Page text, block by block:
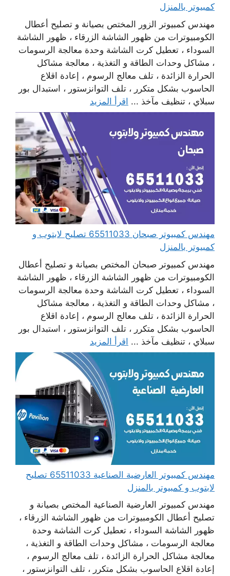
كمبيوتر بالمنزل
مهندس كمبيوتر الزور المختص بصيانة و تصليح أعطال
الكومبيوترات من ظهور الشاشة الزرقاء ، ظهور الشاشة
السوداء ، تعطيل كرت الشاشة وحدة معالجة الرسومات
، مشاكل وحدات الطاقة و التغذية ، معالجة مشاكل
الحرارة الزائدة ، تلف معالج الرسوم ، إعادة اقلاع
الحاسوب بشكل متكرر ، تلف التوانزستور ، استبدال بور
سبلاي ، تنظيف مآخذ ... اقرأ المزيد
مهندس كمبيوتر صبحان 65511033 تصليح لابتوب و
كمبيوتر بالمنزل
مهندس كمبيوتر صبحان المختص بصيانة و تصليح أعطال
الكومبيوترات من ظهور الشاشة الزرقاء ، ظهور الشاشة
السوداء ، تعطيل كرت الشاشة وحدة معالجة الرسومات
، مشاكل وحدات الطاقة و التغذية ، معالجة مشاكل
الحرارة الزائدة ، تلف معالج الرسوم ، إعادة اقلاع
الحاسوب بشكل متكرر ، تلف التوانزستور ، استبدال بور
سبلاي ، تنظيف مآخذ ... اقرأ المزيد
مهندس كمبيوتر العارضية الصناعية 65511033 تصليح
لابتوب و كمبيوتر بالمنزل
مهندس كمبيوتر العارضية الصناعية المختص بصيانة و
تصليح أعطال الكومبيوترات من ظهور الشاشة الزرقاء ،
ظهور الشاشة السوداء ، تعطيل كرت الشاشة وحدة
معالجة الرسومات ، مشاكل وحدات الطاقة و التغذية ،
معالجة مشاكل الحرارة الزائدة ، تلف معالج الرسوم ،
إعادة اقلاع الحاسوب بشكل متكرر ، تلف التوانزستور ،